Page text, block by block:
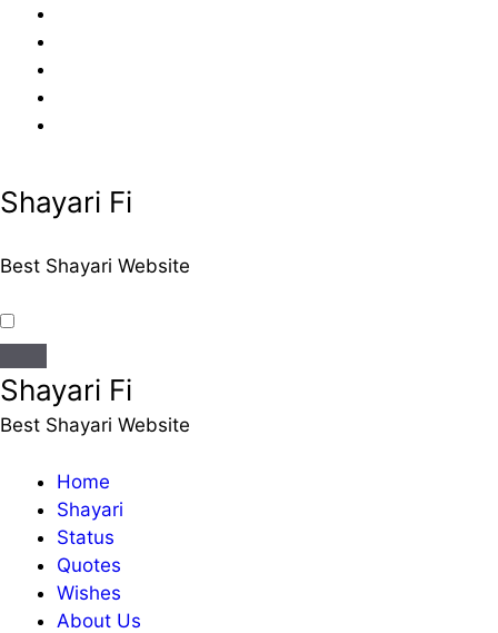
content
Shayari Fi
Best Shayari Website
Shayari Fi
Best Shayari Website
Home
Shayari
Status
Quotes
Wishes
About Us